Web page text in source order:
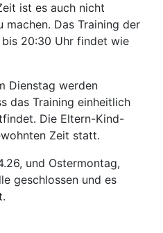
ist es auch nicht
Das Training der
bis 20:30 Uhr findet wie
Dienstag werden
das Training einheitlich
Die Eltern-Kind-
Zeit statt.
und Ostermontag,
geschlossen und es